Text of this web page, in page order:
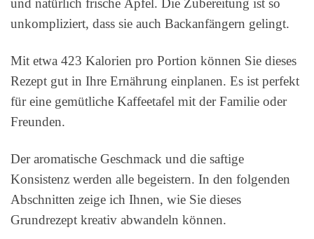
und natürlich frische Äpfel. Die Zubereitung ist so
unkompliziert, dass sie auch Backanfängern gelingt.
Mit etwa 423 Kalorien pro Portion können Sie dieses
Rezept gut in Ihre Ernährung einplanen. Es ist perfekt
für eine gemütliche Kaffeetafel mit der Familie oder
Freunden.
Der aromatische Geschmack und die saftige
Konsistenz werden alle begeistern. In den folgenden
Abschnitten zeige ich Ihnen, wie Sie dieses
Grundrezept kreativ abwandeln können.